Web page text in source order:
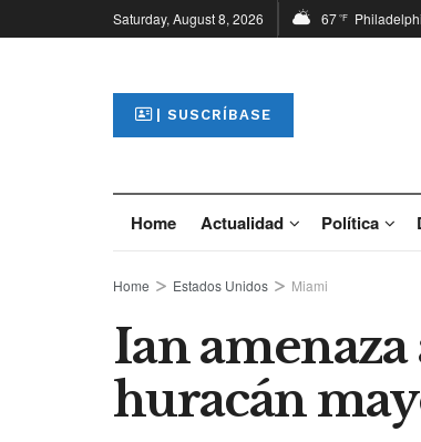
Saturday, August 8, 2026 67°F
| SUSCRÍBASE
Home Actualidad Política
Home Estados Unidos Miami
Ian
huracán